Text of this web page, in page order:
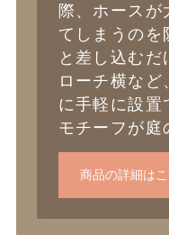
際、ホースが
てしまうのを
と差し込む
ローチ横など
に手軽に設置
モチーフが庭
商品の詳細は